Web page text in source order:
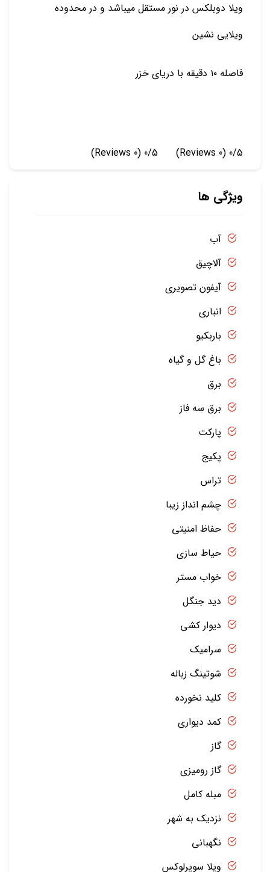
ویلا دوبلکس در نور مستقل میباشد و در محدوده
ویلایی نشین
فاصله ۱۰ دقیقه با دریای خزر
0/5
(0 Reviews)
0/5
(0 Reviews)
ویژگی ها
آب
آلاچیق
آیفون تصویری
انباری
باربکیو
باغ گل و گیاه
برق
برق سه فاز
پارکت
پکیج
تراس
چشم انداز زیبا
حفاظ امنیتی
حیاط سازی
خواب مستر
دید جنگل
دیوار کشی
سرامیک
شوتینگ زباله
کلید نخورده
کمد دیواری
گاز
گاز رومیزی
مبله کامل
نزدیک به شهر
نگهبانی
ویلا سوپرلوکس